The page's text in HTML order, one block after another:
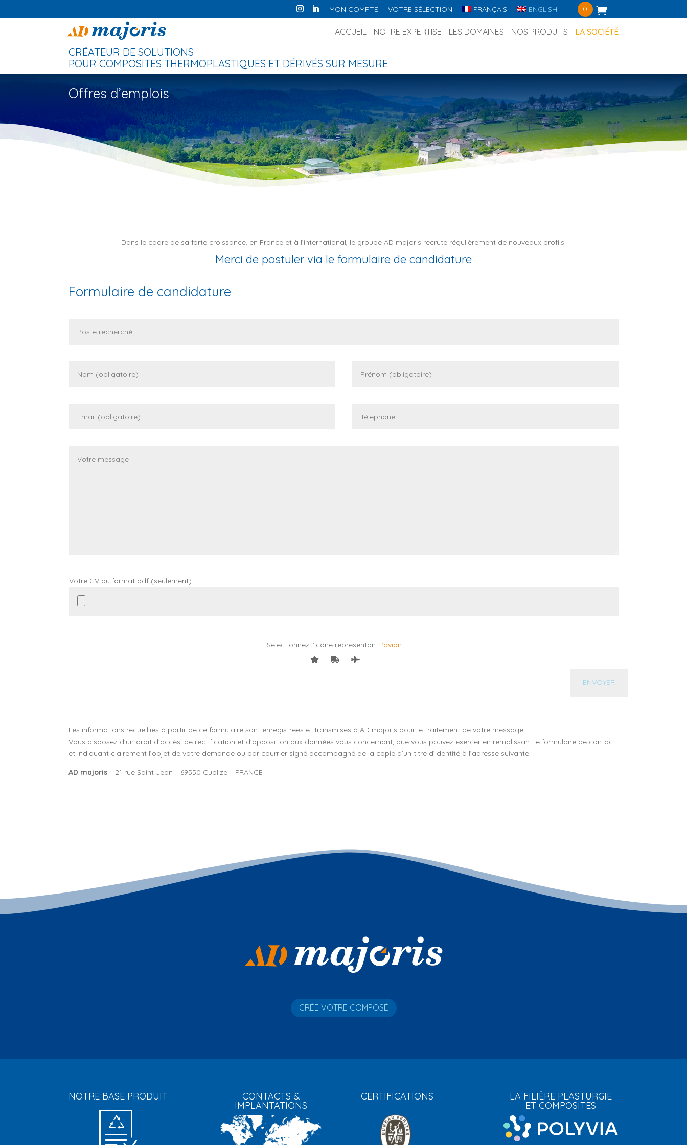
MON COMPTE VOTRE SÉLECTION FRANÇAIS ENGLISH 0
CRÉATEUR DE SOLUTIONS
POUR COMPOSITES THERMOPLASTIQUES ET DÉRIVÉS SUR MESURE
ACCUEIL NOTRE EXPERTISE LES DOMAINES NOS PRODUITS LA SOCIÉTÉ
Offres d’emplois
Dans le cadre de sa forte croissance, en France et à l’international, le groupe AD majoris recrute régulièrement de nouveaux profils.
Merci de postuler via le formulaire de candidature
Formulaire de candidature
Votre CV au format pdf (seulement)
Sélectionnez l'icône représentant l’avion
Les informations recueillies à partir de ce formulaire sont enregistrées et transmises à AD majoris pour le traitement de votre message.
Vous disposez d’un droit d’accès, de rectification et d’opposition aux données vous concernant, que vous pouvez exercer en remplissant le formulaire de contact
et indiquant clairement l’objet de votre demande ou par courrier signé accompagné de la copie d’un titre d’identité à l’adresse suivante :
AD majoris – 21 rue Saint Jean – 69550 Cublize – FRANCE
CRÉE VOTRE COMPOSÉ
NOTRE BASE PRODUIT CONTACTS &
IMPLANTATIONS
CERTIFICATIONS LA FILIÈRE PLASTURGIE
ET COMPOSITES